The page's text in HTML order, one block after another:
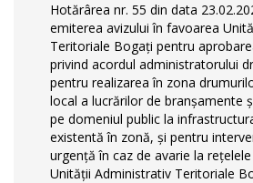
Hotărârea nr. 55 din data
emiterea avizului în favoarea
Teritoriale Bogați pentru
privind acordul administratorului
pentru realizarea în zona
local a lucrărilor de branșamente
pe domeniul public la
existentă în zonă, și pentru
urgență în caz de avarie la
Unității Administrativ Teritoriale